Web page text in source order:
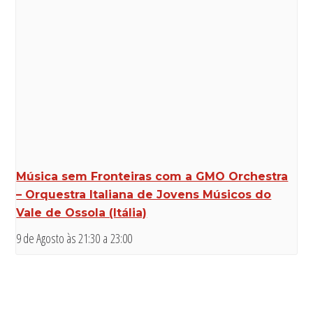
Música sem Fronteiras com a GMO Orchestra
– Orquestra Italiana de Jovens Músicos do
Vale de Ossola (Itália)
9 de Agosto às 21:30 a 23:00